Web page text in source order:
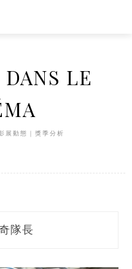
LE
展動態｜獎季分析
隊長